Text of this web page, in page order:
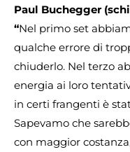
Paul Buchegger
“Nel primo set
qualche errore di
chiuderlo. Nel terzo
energia ai loro
in certi frangenti è
Sapevamo che
con maggior